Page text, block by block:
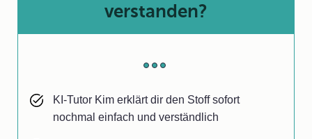
verstanden?
KI-Tutor Kim erklärt dir den Stoff sofort
nochmal einfach und verständlich